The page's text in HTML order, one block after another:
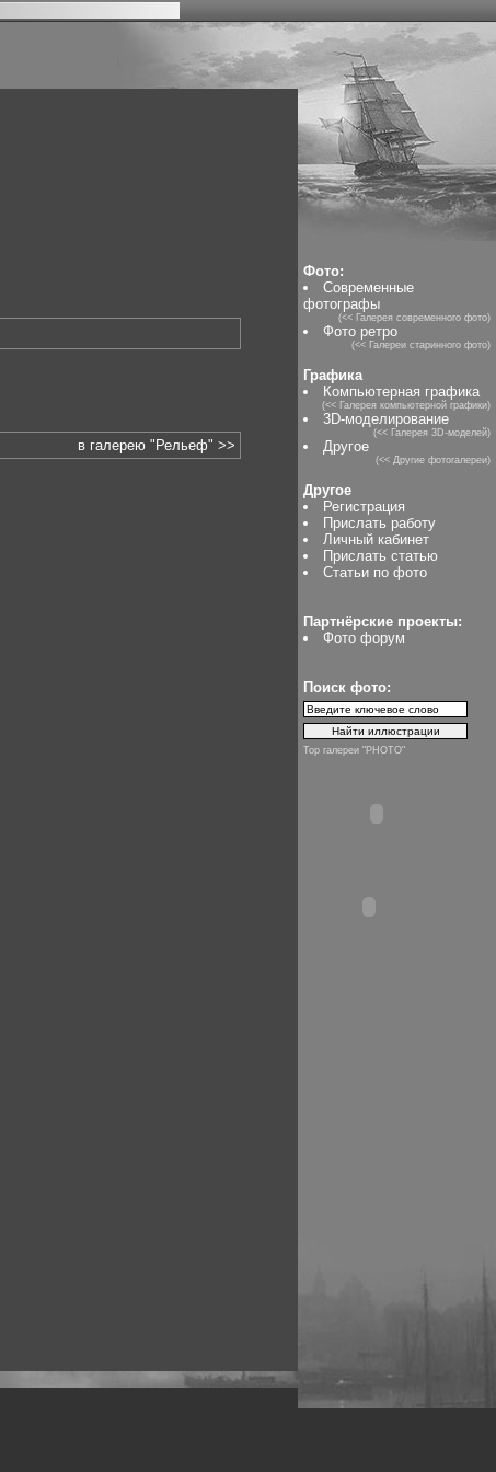
в галерею "Рельеф" >>
Фото:
Современные
фотографы
(<< Галерея современного фото)
Фото ретро
(<< Галереи старинного фото)
Графика
Компьютерная графика
(<< Галерея компьютерной графики)
3D-моделирование
(<< Галерея 3D-моделей)
Другое
(<< Другие фотогалереи)
Другое
Регистрация
Прислать работу
Личный кабинет
Прислать статью
Статьи по фото
Партнёрские проекты:
Фото форум
Поиск фото:
Top галереи "PHOTO"